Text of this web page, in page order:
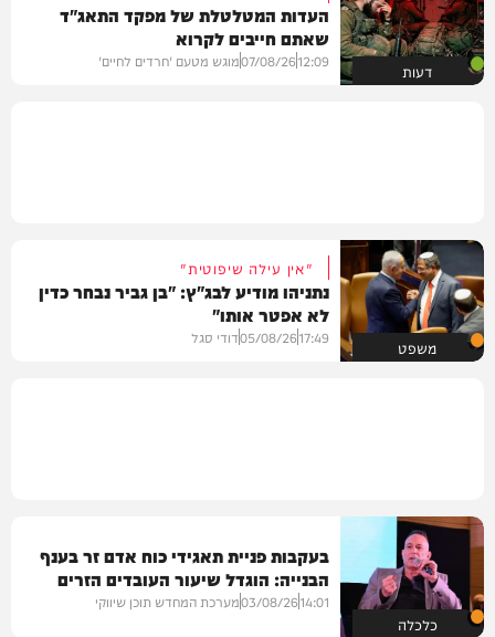
דעות
העדות המטלטלת של מפקד התאג"ד
שאתם חייבים לקרוא
12:09
07/08/26מוגש מטעם 'חרדים לחיים'
משפט
"אין עילה שיפוטית"
נתניהו מודיע לבג"ץ: "בן גביר נבחר כדין
לא אפטר אותו"
17:49
05/08/26דודי סגל
כלכלה
בעקבות פניית תאגידי כוח אדם זר בענף
הבנייה: הוגדל שיעור העובדים הזרים
במשק
14:01
03/08/26מערכת המחדש תוכן שיווקי